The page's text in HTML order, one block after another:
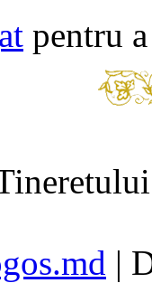
pentru
|